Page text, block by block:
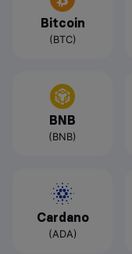
Bitcoin
(BTC)
BNB
(BNB)
Cardano
(ADA)